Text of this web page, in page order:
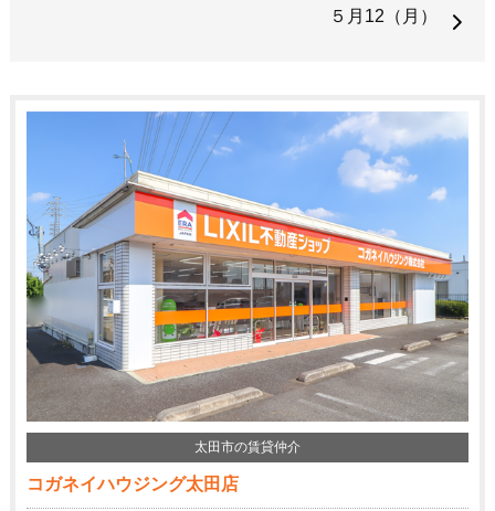
５月12（月）
太田市の賃貸仲介
コガネイハウジング太田店